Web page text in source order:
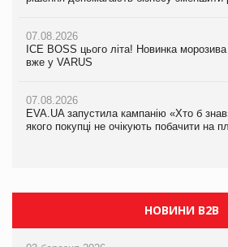
07.08.2026
ICE BOSS цього літа! Новинка
вже у VARUS
07.08.2026
EVA.UA запустила кампанію «Хто б
якого покупці не очікують побачити на
07.08.2026
ICE BOSS цього літа! Новинка
вже у VARUS
07.08.2026
EVA.UA запустила кампанію «Хто б
якого покупці не очікують побачити на
Продажі Hugo Boss впали на 9%
НОВИНИ B2B